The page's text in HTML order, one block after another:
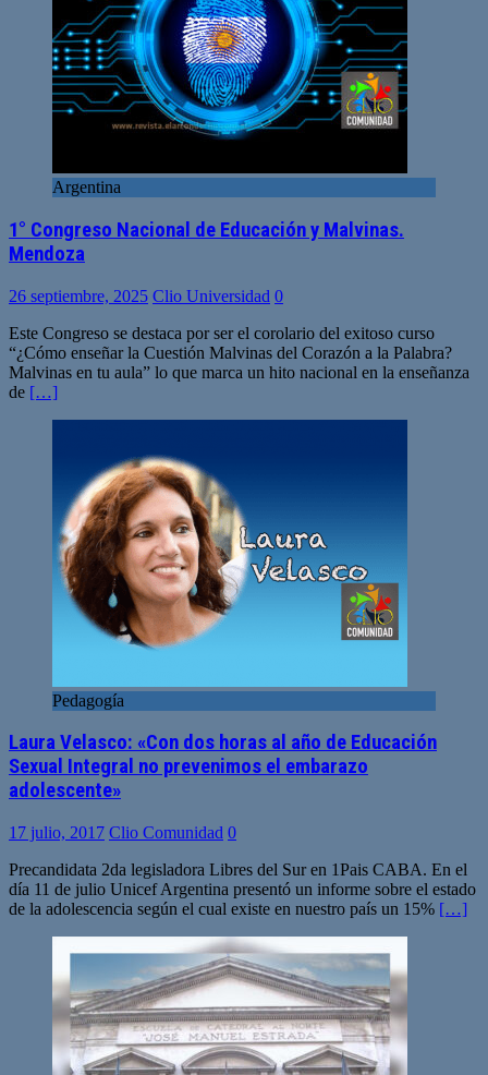
Argentina
1° Congreso Nacional de Educación y Malvinas.
Mendoza
26 septiembre, 2025 Clio Universidad 0
Este Congreso se destaca por ser el corolario del exitoso curso
“¿Cómo enseñar la Cuestión Malvinas del Corazón a la Palabra?
Malvinas en tu aula” lo que marca un hito nacional en la enseñanza
de […]
Pedagogía
Laura Velasco: «Con dos horas al año de Educación
Sexual Integral no prevenimos el embarazo
adolescente»
17 julio, 2017 Clio Comunidad 0
Precandidata 2da legisladora Libres del Sur en 1Pais CABA. En el
día 11 de julio Unicef Argentina presentó un informe sobre el estado
de la adolescencia según el cual existe en nuestro país un 15% […]